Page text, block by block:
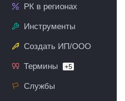
РК в регионах
Инструменты
Создать ИП/ООО
Термины +5
Службы